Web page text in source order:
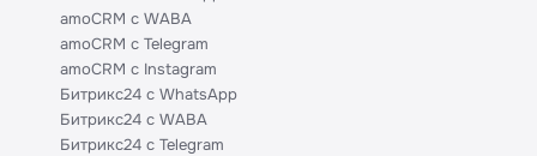
amoCRM с WABA
amoCRM с Telegram
amoCRM с Instagram
Битрикс24 с WhatsApp
Битрикс24 с WABA
Битрикс24 с Telegram